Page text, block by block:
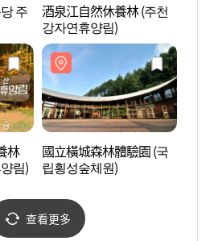
주
酒泉江自然休養林 (주천
강자연휴양림)
林
림)
國立橫城森林體驗園 (국
립횡성숲체원)
查看更多